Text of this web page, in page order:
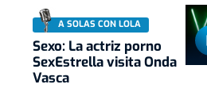
A SOLAS CON LOLA
Sexo: La actriz porno
SexEstrella visita Onda
Vasca